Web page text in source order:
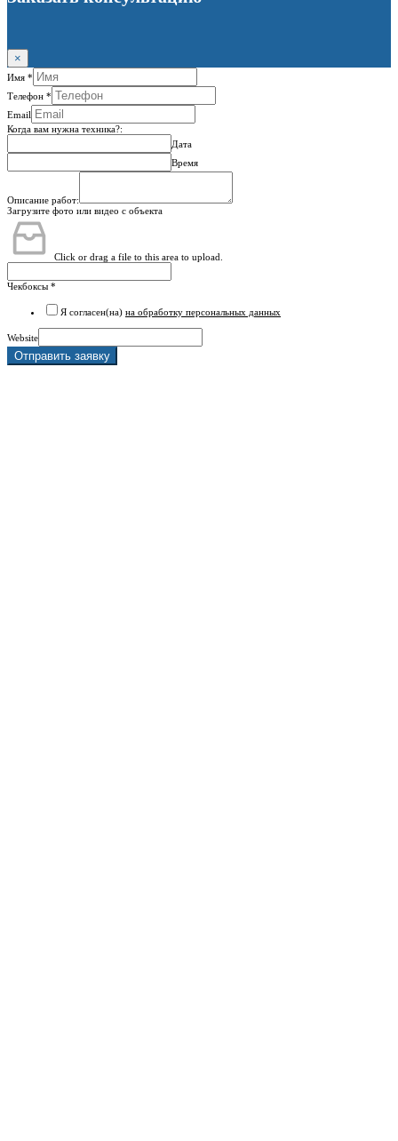
×
Имя *
Телефон *
Email
Когда вам нужна техника?:
Дата
Время
Описание работ:
Загрузите фото или видео с объекта
Click or drag a file to this area to upload.
Чекбоксы *
Я согласен(на) на обработку персональных данных
Website
Отправить заявку